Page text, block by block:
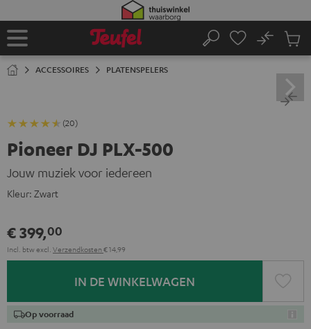
Home
Zoeken
No
ACCESSOIRES PLATENSPELERS
(20)
Pioneer DJ PLX-500
Jouw muziek voor iedereen
Kleur: Zwart
€ 399,00
Incl. btwexcl. Verzendkosten € 14,99
IN DE WINKELWAGEN
Op voorraad